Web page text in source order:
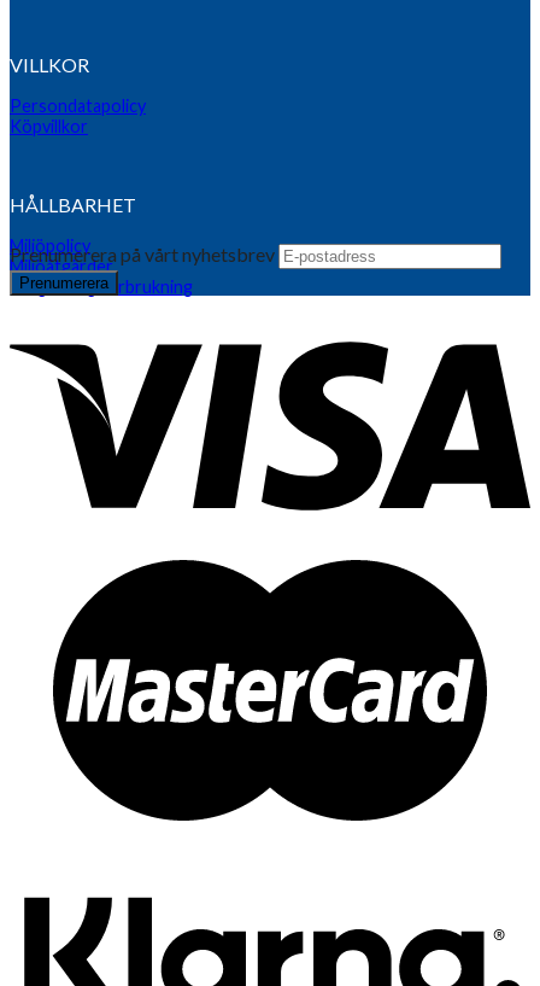
VILLKOR
Persondatapolicy
Köpvillkor
HÅLLBARHET
Miljöpolicy
Miljöåtgärder
Årlig energiförbrukning
Prenumerera på vårt nyhetsbrev